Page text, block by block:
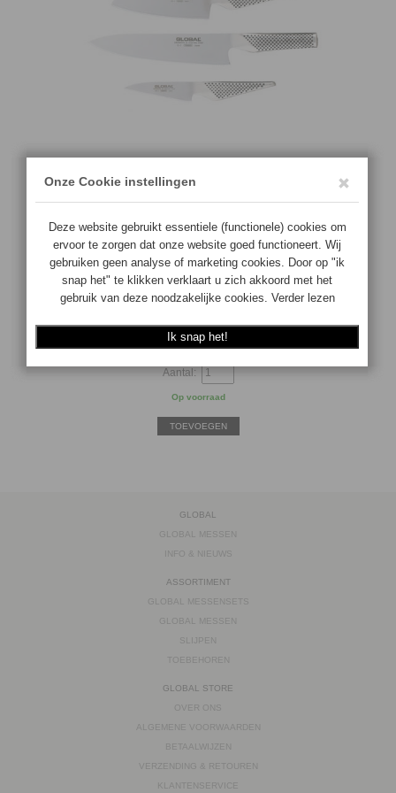
Staalsoort: Gepatenteerd CROMOVA 18 RVS.
G2 koksmes 20 cm.
GS5 groentemes 14 cm.
GS7 officemes 10 cm.
Voor overige informatie zie info & nieuws
€267.50
Aantal:
Op voorraad
TOEVOEGEN
GLOBAL
GLOBAL MESSEN
INFO & NIEUWS
ASSORTIMENT
GLOBAL MESSENSETS
GLOBAL MESSEN
SLIJPEN
TOEBEHOREN
GLOBAL STORE
OVER ONS
ALGEMENE VOORWAARDEN
BETAALWIJZEN
VERZENDING & RETOUREN
KLANTENSERVICE